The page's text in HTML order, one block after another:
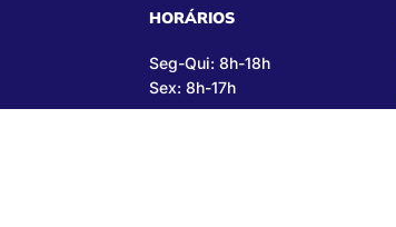
HORÁRIOS
Seg-Qui: 8h-18h
Sex: 8h-17h